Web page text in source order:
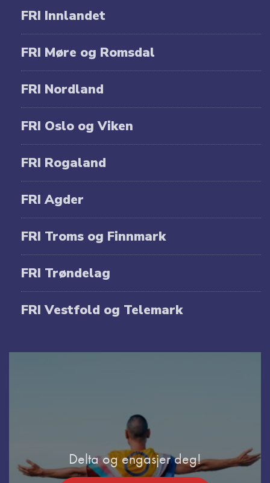
FRI Innlandet
FRI Møre og Romsdal
FRI Nordland
FRI Oslo og Viken
FRI Rogaland
FRI Agder
FRI Troms og Finnmark
FRI Trøndelag
FRI Vestfold og Telemark
Delta og engasjer deg!